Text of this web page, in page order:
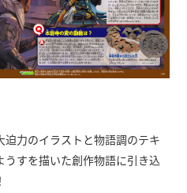
力のイラストと物語調のテキ
すを描いた創作物語に引き込